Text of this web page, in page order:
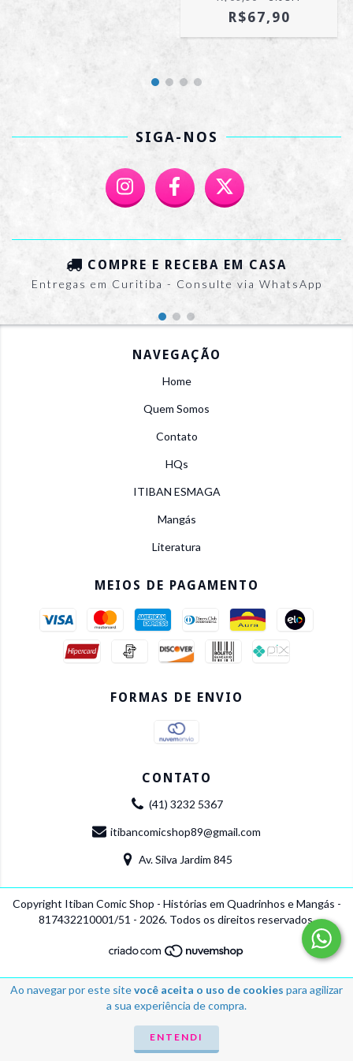
Ao navegar por este sitevocê aceita o uso de cookies para agilizar
a sua experiência de compra.
ENTENDI
R$67,90
SIGA-NOS
COMPRE E RECEBA EM CASA
Entregas em Curitiba - Consulte via WhatsApp
NAVEGAÇÃO
Home
Quem Somos
Contato
HQs
ITIBAN ESMAGA
Mangás
Literatura
MEIOS DE PAGAMENTO
FORMAS DE ENVIO
CONTATO
(41) 3232 5367
itibancomicshop89@gmail.com
Av. Silva Jardim 845
Copyright Itiban Comic Shop - Histórias em Quadrinhos e Mangás -
817432210001/51 - 2026. Todos os direitos reservados.